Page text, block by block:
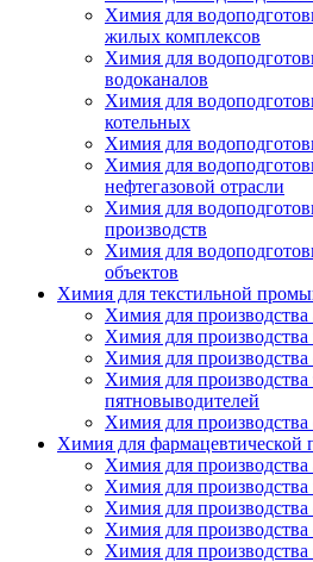
Химия для
жилых комплексов
Химия для
водоканалов
Химия для
котельных
Химия для
Химия для
нефтегазовой отрасли
Химия для
производств
Химия для
объектов
Химия для текстильной
Химия для производства
Химия для производства
Химия для производства
Химия для
пятновыводителей
Химия для производства
Химия для
Химия для производства
Химия для производства
Химия для производства
Химия для производства
Химия для производства